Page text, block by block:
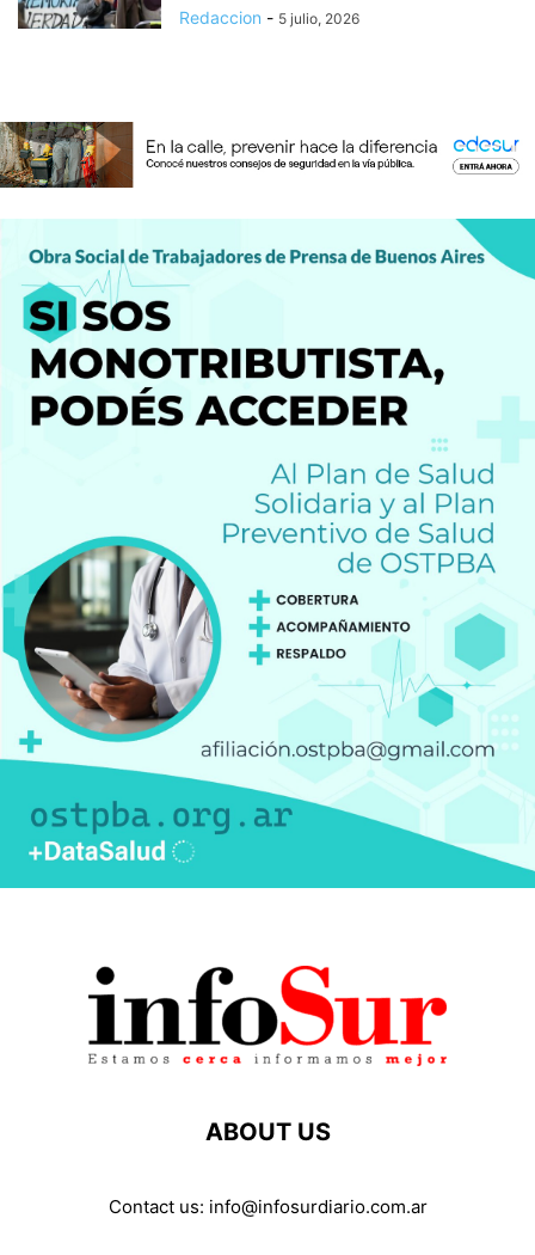
Redaccion - 5 julio, 2026
ABOUT US
Contact us: info@infosurdiario.com.ar